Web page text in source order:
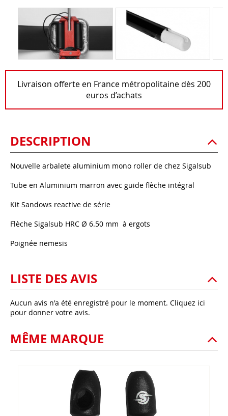
Livraison offerte en France métropolitaine dès 200
euros d’achats
DESCRIPTION
Nouvelle arbalete aluminium mono roller de chez Sigalsub
Tube en Aluminium marron avec guide flèche intégral
Kit Sandows reactive de série
Flèche Sigalsub HRC Ø 6.50 mm à ergots
Poignée nemesis
LISTE DES AVIS
Aucun avis n'a été enregistré pour le moment. Cliquez ici
pour donner votre avis.
MÊME MARQUE